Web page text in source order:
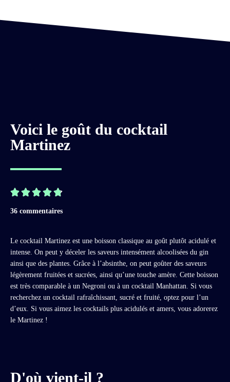
Voici le goût du cocktail
Martinez

36 commentaires
Le cocktail Martinez est une boisson classique au goût plutôt acidulé et
intense. On peut y déceler les saveurs intensément alcoolisées du gin
ainsi que des plantes. Grâce à l’absinthe, on peut goûter des saveurs
légèrement fruitées et sucrées, ainsi qu’une touche amère. Cette boisson
est très comparable à un Negroni ou à un cocktail Manhattan. Si vous
recherchez un cocktail rafraîchissant, sucré et fruité, optez pour l’un
d’eux. Si vous aimez les cocktails plus acidulés et amers, vous adorerez
le Martinez !
D'où vient-il ?